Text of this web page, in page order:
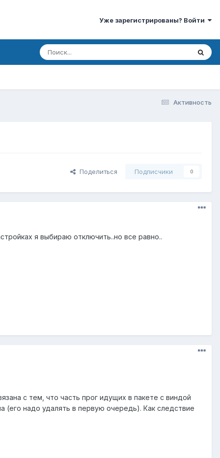
Уже зарегистрированы? Войти
Активность
Поделиться Подписчики 0
я выбираю отключить..но все равно..
с тем, что часть прог идущих в пакете с виндой
(его надо удалять в первую очередь). Как следствие